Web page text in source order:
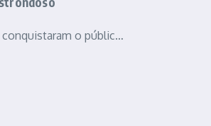
conquistaram o públic…